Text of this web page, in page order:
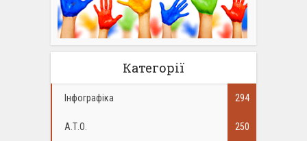
Категорії
Інфографіка 294
А.Т.О. 250